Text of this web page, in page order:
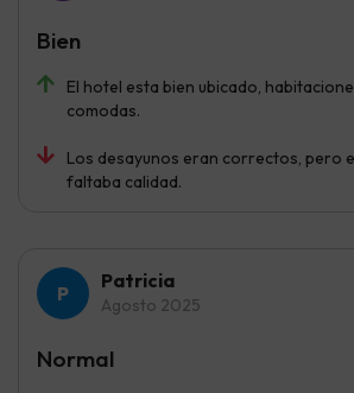
El hotel esta bien ubicado,
comodas.
Los desayunos eran correctos, pero
faltaba calidad.
Bien
Patricia
Agosto 2025
Normal